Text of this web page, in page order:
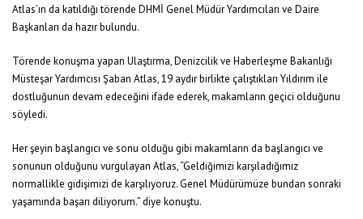
Atlas’ın da katıldığı törende DHMİ Genel Müdür Yardımcıları ve Daire
Başkanları da hazır bulundu.
Törende konuşma yapan Ulaştırma, Denizcilik ve Haberleşme Bakanlığı
Müsteşar Yardımcısı Şaban Atlas, 19 aydır birlikte çalıştıkları Yıldırım ile
dostluğunun devam edeceğini ifade ederek, makamların geçici olduğunu
söyledi.
Her şeyin başlangıcı ve sonu olduğu gibi makamların da başlangıcı ve
sonunun olduğunu vurgulayan Atlas, “Geldiğimizi karşıladığımız
normallikle gidişimizi de karşılıyoruz. Genel Müdürümüze bundan sonraki
yaşamında başarı diliyorum.” diye konuştu.